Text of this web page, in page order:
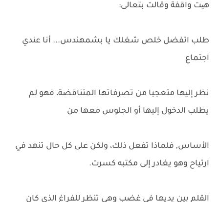
هیت واقفة وقالت بتعالى:
طلب اتفضل خلص شغلك يا بشمهندس... أنا عندي
اجتماع
نظر إليها متعجبا من تصرفاتها المتناقضة، فهو لم
يطلب الدخول إليها أو الجلوس معها من
الأساس, فلماذا تفعل ذلك، ولكن على كل حال تنهد في
ارتياح وهو يغادر إلى مكتبه كسرت.
القلم بين يديها في غضب وهي تنظر للفراغ الذي كان